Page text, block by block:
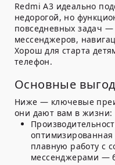
Redmi A3 идеально
недорогой, но
повседневных задач —
мессенджеров,
Хорош для старта
телефон.
Основные
Ниже — ключевые
они дают вам в жизни:
плавную работу с
мессенджерами —